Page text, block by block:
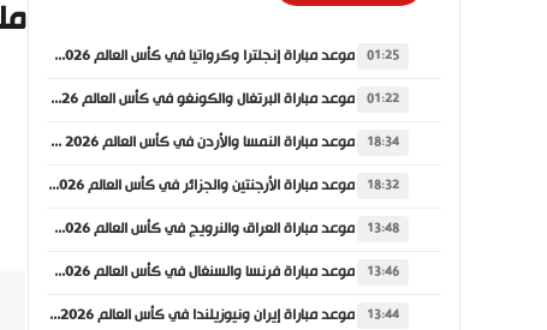
01:25 موعد مباراة إنجلترا وكرواتيا في كأس العالم 2026 والقنوات الناقلة
01:22 موعد مباراة البرتغال والكونغو في كأس العالم 2026 والقنوات الناقلة
18:34 موعد مباراة النمسا والأردن في كأس العالم 2026 والقنوات الناقلة
18:32 موعد مباراة الأرجنتين والجزائر في كأس العالم 2026 والقنوات الناقلة
13:48 موعد مباراة العراق والنرويج في كأس العالم 2026 والقنوات الناقلة
13:46 موعد مباراة فرنسا والسنغال في كأس العالم 2026 والقنوات الناقلة
13:44 موعد مباراة إيران ونيوزيلندا في كأس العالم 2026 والقنوات الناقلة